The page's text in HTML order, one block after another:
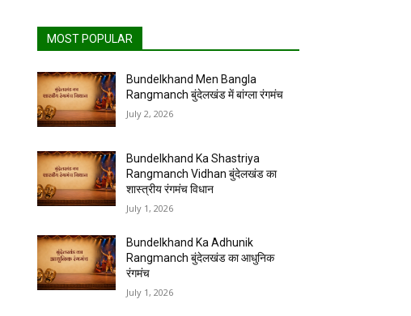
MOST POPULAR
Bundelkhand Men Bangla
Rangmanch बुंदेलखंड में बांग्ला रंगमंच
July 2, 2026
Bundelkhand Ka Shastriya
Rangmanch Vidhan बुंदेलखंड का
शास्त्रीय रंगमंच विधान
July 1, 2026
Bundelkhand Ka Adhunik
Rangmanch बुंदेलखंड का आधुनिक
रंगमंच
July 1, 2026